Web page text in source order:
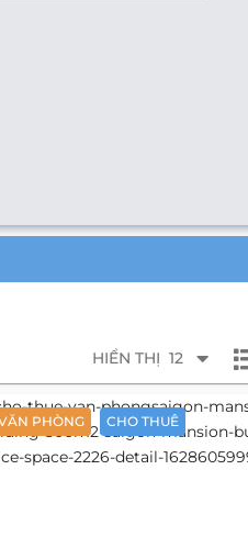
HIỂN THỊ 12
PHÒNG CHO THUÊ